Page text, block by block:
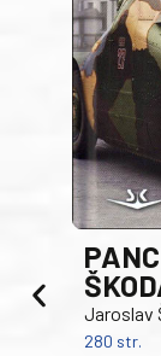
Jaroslav
280 str.